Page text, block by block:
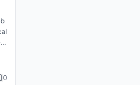
0